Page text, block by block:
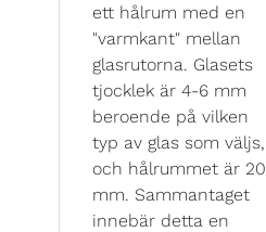
ett hålrum med en
"varmkant" mellan
glasrutorna. Glasets
tjocklek är 4-6 mm
beroende på vilken
typ av glas som väljs,
och hålrummet är 20
mm. Sammantaget
innebär detta en